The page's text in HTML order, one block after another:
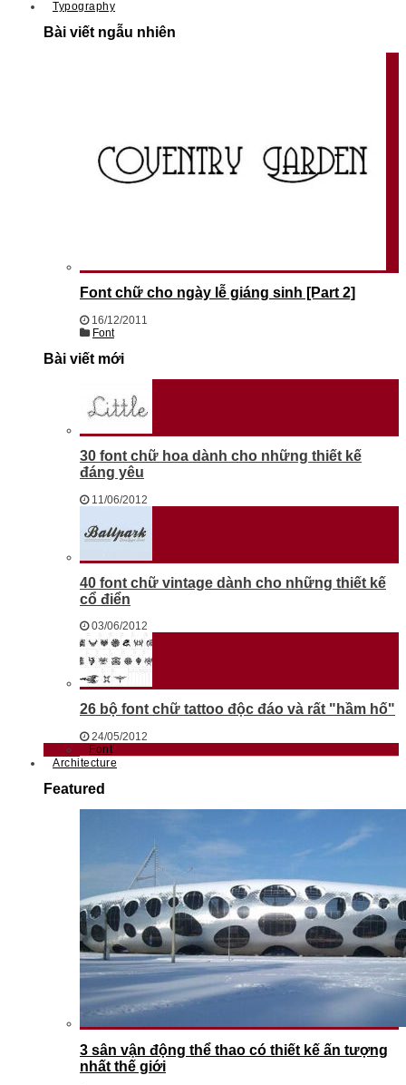
Typography
Bài viết ngẫu nhiên
Font chữ cho ngày lễ giáng sinh [Part 2]
16/12/2011
Font
Bài viết mới
30 font chữ hoa dành cho những thiết kế
đáng yêu
11/06/2012
40 font chữ vintage dành cho những thiết kế
cổ điển
03/06/2012
26 bộ font chữ tattoo độc đáo và rất "hầm hố"
24/05/2012
Font
Architecture
Featured
3 sân vận động thể thao có thiết kế ấn tượng
nhất thế giới